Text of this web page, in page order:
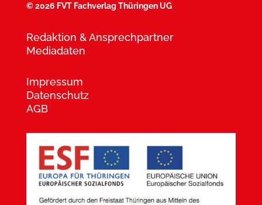
©2026 FVT Fachverlag Thüringen UG
Redaktion & Ansprechpartner
Mediadaten
Impressum
Datenschutz
AGB